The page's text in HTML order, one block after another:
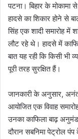
पटना। बिहार के
हादसे का शिकार होने से
सिंह एक शादी समारोह
लौट रहे थे। हादसे में
बात यह रही कि किसी भी
पूरी तरह सुरक्षित हैं।
जानकारी के अनुसार, अनंत
आयोजित एक विवाह
उनका काफिला बाढ़
दौरान सबनिमा पेट्रोल